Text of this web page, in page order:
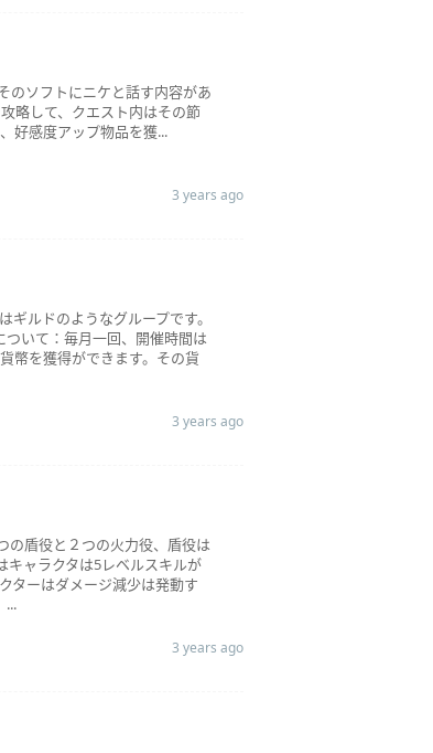
のソフトにニケと話す内容があ
略して、クエスト内はその節
好感度アップ物品を獲...
3 years ago
ルドのようなグループです。
いて：毎月一回、開催時間は
幣を獲得ができます。その貨
3 years ago
の盾役と２つの火力役、盾役は
ャラクタは5レベルスキルが
ターはダメージ減少は発動す
...
3 years ago